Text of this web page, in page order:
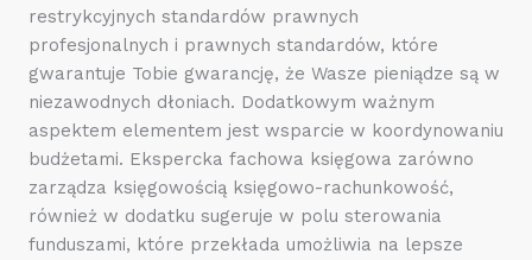
restrykcyjnych standardów prawnych
profesjonalnych i prawnych standardów, które
gwarantuje Tobie gwarancję, że Wasze pieniądze są w
niezawodnych dłoniach. Dodatkowym ważnym
aspektem elementem jest wsparcie w koordynowaniu
budżetami. Ekspercka fachowa księgowa zarówno
zarządza księgowością księgowo-rachunkowość,
również w dodatku sugeruje w polu sterowania
funduszami, które przekłada umożliwia na lepsze